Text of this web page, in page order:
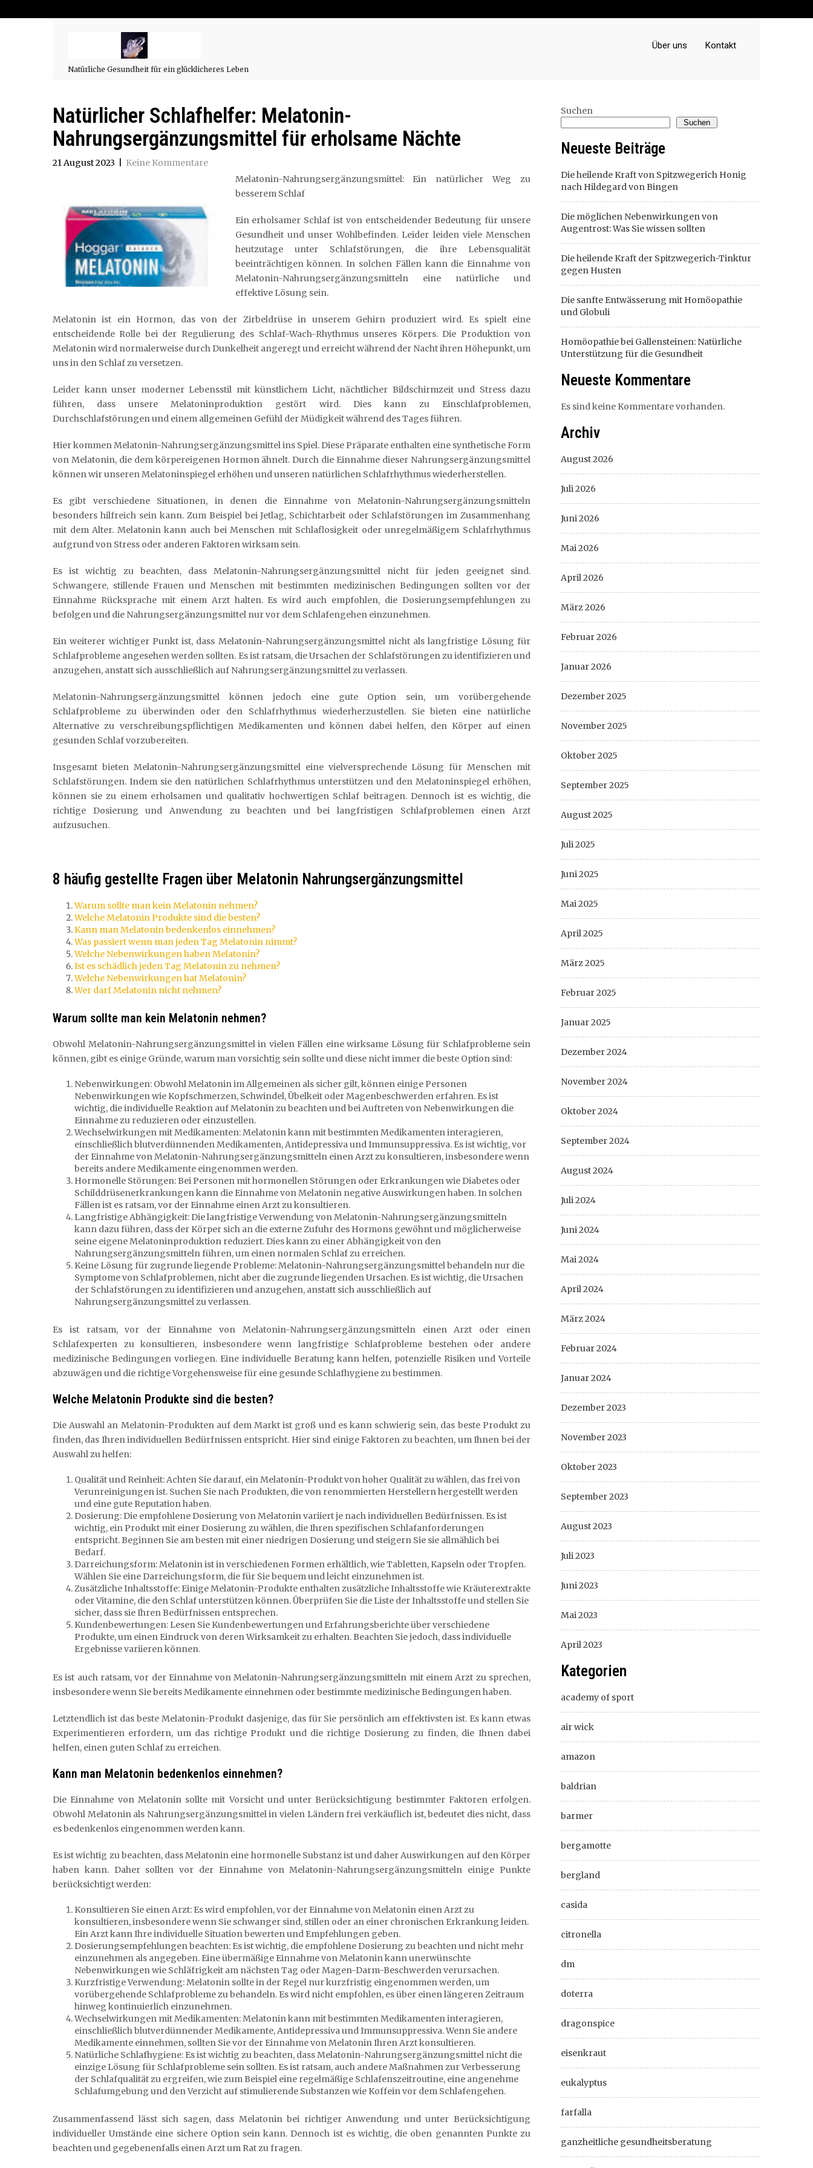
Natürliche Gesundheit für ein glücklicheres Leben
Über uns Kontakt
Natürlicher Schlafhelfer: Melatonin-
Nahrungsergänzungsmittel für erholsame Nächte
21 August 2023
Keine Kommentare
Melatonin-Nahrungsergänzungsmittel: Ein natürlicher Weg zu
besserem Schlaf
Ein erholsamer Schlaf ist von entscheidender Bedeutung für unsere
Gesundheit und unser Wohlbefinden. Leider leiden viele Menschen
heutzutage unter Schlafstörungen, die ihre Lebensqualität
beeinträchtigen können. In solchen Fällen kann die Einnahme von
Melatonin-Nahrungsergänzungsmitteln eine natürliche und
effektive Lösung sein.
Melatonin ist ein Hormon, das von der Zirbeldrüse in unserem Gehirn produziert wird. Es spielt eine
entscheidende Rolle bei der Regulierung des Schlaf-Wach-Rhythmus unseres Körpers. Die Produktion von
Melatonin wird normalerweise durch Dunkelheit angeregt und erreicht während der Nacht ihren Höhepunkt, um
uns in den Schlaf zu versetzen.
Leider kann unser moderner Lebensstil mit künstlichem Licht, nächtlicher Bildschirmzeit und Stress dazu
führen, dass unsere Melatoninproduktion gestört wird. Dies kann zu Einschlafproblemen,
Durchschlafstörungen und einem allgemeinen Gefühl der Müdigkeit während des Tages führen.
Hier kommen Melatonin-Nahrungsergänzungsmittel ins Spiel. Diese Präparate enthalten eine synthetische Form
von Melatonin, die dem körpereigenen Hormon ähnelt. Durch die Einnahme dieser Nahrungsergänzungsmittel
können wir unseren Melatoninspiegel erhöhen und unseren natürlichen Schlafrhythmus wiederherstellen.
Es gibt verschiedene Situationen, in denen die Einnahme von Melatonin-Nahrungsergänzungsmitteln
besonders hilfreich sein kann. Zum Beispiel bei Jetlag, Schichtarbeit oder Schlafstörungen im Zusammenhang
mit dem Alter. Melatonin kann auch bei Menschen mit Schlaflosigkeit oder unregelmäßigem Schlafrhythmus
aufgrund von Stress oder anderen Faktoren wirksam sein.
Es ist wichtig zu beachten, dass Melatonin-Nahrungsergänzungsmittel nicht für jeden geeignet sind.
Schwangere, stillende Frauen und Menschen mit bestimmten medizinischen Bedingungen sollten vor der
Einnahme Rücksprache mit einem Arzt halten. Es wird auch empfohlen, die Dosierungsempfehlungen zu
befolgen und die Nahrungsergänzungsmittel nur vor dem Schlafengehen einzunehmen.
Ein weiterer wichtiger Punkt ist, dass Melatonin-Nahrungsergänzungsmittel nicht als langfristige Lösung für
Schlafprobleme angesehen werden sollten. Es ist ratsam, die Ursachen der Schlafstörungen zu identifizieren und
anzugehen, anstatt sich ausschließlich auf Nahrungsergänzungsmittel zu verlassen.
Melatonin-Nahrungsergänzungsmittel können jedoch eine gute Option sein, um vorübergehende
Schlafprobleme zu überwinden oder den Schlafrhythmus wiederherzustellen. Sie bieten eine natürliche
Alternative zu verschreibungspflichtigen Medikamenten und können dabei helfen, den Körper auf einen
gesunden Schlaf vorzubereiten.
Insgesamt bieten Melatonin-Nahrungsergänzungsmittel eine vielversprechende Lösung für Menschen mit
Schlafstörungen. Indem sie den natürlichen Schlafrhythmus unterstützen und den Melatoninspiegel erhöhen,
können sie zu einem erholsamen und qualitativ hochwertigen Schlaf beitragen. Dennoch ist es wichtig, die
richtige Dosierung und Anwendung zu beachten und bei langfristigen Schlafproblemen einen Arzt
aufzusuchen.
8 häufig gestellte Fragen über Melatonin Nahrungsergänzungsmittel
Warum sollte man kein Melatonin nehmen?
Welche Melatonin Produkte sind die besten?
Kann man Melatonin bedenkenlos einnehmen?
Was passiert wenn man jeden Tag Melatonin nimmt?
Welche Nebenwirkungen haben Melatonin?
Ist es schädlich jeden Tag Melatonin zu nehmen?
Welche Nebenwirkungen hat Melatonin?
Wer darf Melatonin nicht nehmen?
Warum sollte man kein Melatonin nehmen?
Obwohl Melatonin-Nahrungsergänzungsmittel in vielen Fällen eine wirksame Lösung für Schlafprobleme sein
können, gibt es einige Gründe, warum man vorsichtig sein sollte und diese nicht immer die beste Option sind:
Nebenwirkungen: Obwohl Melatonin im Allgemeinen als sicher gilt, können einige Personen
Nebenwirkungen wie Kopfschmerzen, Schwindel, Übelkeit oder Magenbeschwerden erfahren. Es ist
wichtig, die individuelle Reaktion auf Melatonin zu beachten und bei Auftreten von Nebenwirkungen die
Einnahme zu reduzieren oder einzustellen.
Wechselwirkungen mit Medikamenten: Melatonin kann mit bestimmten Medikamenten interagieren,
einschließlich blutverdünnenden Medikamenten, Antidepressiva und Immunsuppressiva. Es ist wichtig, vor
der Einnahme von Melatonin-Nahrungsergänzungsmitteln einen Arzt zu konsultieren, insbesondere wenn
bereits andere Medikamente eingenommen werden.
Hormonelle Störungen: Bei Personen mit hormonellen Störungen oder Erkrankungen wie Diabetes oder
Schilddrüsenerkrankungen kann die Einnahme von Melatonin negative Auswirkungen haben. In solchen
Fällen ist es ratsam, vor der Einnahme einen Arzt zu konsultieren.
Langfristige Abhängigkeit: Die langfristige Verwendung von Melatonin-Nahrungsergänzungsmitteln
kann dazu führen, dass der Körper sich an die externe Zufuhr des Hormons gewöhnt und möglicherweise
seine eigene Melatoninproduktion reduziert. Dies kann zu einer Abhängigkeit von den
Nahrungsergänzungsmitteln führen, um einen normalen Schlaf zu erreichen.
Keine Lösung für zugrunde liegende Probleme: Melatonin-Nahrungsergänzungsmittel behandeln nur die
Symptome von Schlafproblemen, nicht aber die zugrunde liegenden Ursachen. Es ist wichtig, die Ursachen
der Schlafstörungen zu identifizieren und anzugehen, anstatt sich ausschließlich auf
Nahrungsergänzungsmittel zu verlassen.
Es ist ratsam, vor der Einnahme von Melatonin-Nahrungsergänzungsmitteln einen Arzt oder einen
Schlafexperten zu konsultieren, insbesondere wenn langfristige Schlafprobleme bestehen oder andere
medizinische Bedingungen vorliegen. Eine individuelle Beratung kann helfen, potenzielle Risiken und Vorteile
abzuwägen und die richtige Vorgehensweise für eine gesunde Schlafhygiene zu bestimmen.
Welche Melatonin Produkte sind die besten?
Die Auswahl an Melatonin-Produkten auf dem Markt ist groß und es kann schwierig sein, das beste Produkt zu
finden, das Ihren individuellen Bedürfnissen entspricht. Hier sind einige Faktoren zu beachten, um Ihnen bei der
Auswahl zu helfen:
Qualität und Reinheit: Achten Sie darauf, ein Melatonin-Produkt von hoher Qualität zu wählen, das frei von
Verunreinigungen ist. Suchen Sie nach Produkten, die von renommierten Herstellern hergestellt werden
und eine gute Reputation haben.
Dosierung: Die empfohlene Dosierung von Melatonin variiert je nach individuellen Bedürfnissen. Es ist
wichtig, ein Produkt mit einer Dosierung zu wählen, die Ihren spezifischen Schlafanforderungen
entspricht. Beginnen Sie am besten mit einer niedrigen Dosierung und steigern Sie sie allmählich bei
Bedarf.
Darreichungsform: Melatonin ist in verschiedenen Formen erhältlich, wie Tabletten, Kapseln oder Tropfen.
Wählen Sie eine Darreichungsform, die für Sie bequem und leicht einzunehmen ist.
Zusätzliche Inhaltsstoffe: Einige Melatonin-Produkte enthalten zusätzliche Inhaltsstoffe wie Kräuterextrakte
oder Vitamine, die den Schlaf unterstützen können. Überprüfen Sie die Liste der Inhaltsstoffe und stellen Sie
sicher, dass sie Ihren Bedürfnissen entsprechen.
Kundenbewertungen: Lesen Sie Kundenbewertungen und Erfahrungsberichte über verschiedene
Produkte, um einen Eindruck von deren Wirksamkeit zu erhalten. Beachten Sie jedoch, dass individuelle
Ergebnisse variieren können.
Es ist auch ratsam, vor der Einnahme von Melatonin-Nahrungsergänzungsmitteln mit einem Arzt zu sprechen,
insbesondere wenn Sie bereits Medikamente einnehmen oder bestimmte medizinische Bedingungen haben.
Letztendlich ist das beste Melatonin-Produkt dasjenige, das für Sie persönlich am effektivsten ist. Es kann etwas
Experimentieren erfordern, um das richtige Produkt und die richtige Dosierung zu finden, die Ihnen dabei
helfen, einen guten Schlaf zu erreichen.
Kann man Melatonin bedenkenlos einnehmen?
Die Einnahme von Melatonin sollte mit Vorsicht und unter Berücksichtigung bestimmter Faktoren erfolgen.
Obwohl Melatonin als Nahrungsergänzungsmittel in vielen Ländern frei verkäuflich ist, bedeutet dies nicht, dass
es bedenkenlos eingenommen werden kann.
Es ist wichtig zu beachten, dass Melatonin eine hormonelle Substanz ist und daher Auswirkungen auf den Körper
haben kann. Daher sollten vor der Einnahme von Melatonin-Nahrungsergänzungsmitteln einige Punkte
berücksichtigt werden:
Konsultieren Sie einen Arzt: Es wird empfohlen, vor der Einnahme von Melatonin einen Arzt zu
konsultieren, insbesondere wenn Sie schwanger sind, stillen oder an einer chronischen Erkrankung leiden.
Ein Arzt kann Ihre individuelle Situation bewerten und Empfehlungen geben.
Dosierungsempfehlungen beachten: Es ist wichtig, die empfohlene Dosierung zu beachten und nicht mehr
einzunehmen als angegeben. Eine übermäßige Einnahme von Melatonin kann unerwünschte
Nebenwirkungen wie Schläfrigkeit am nächsten Tag oder Magen-Darm-Beschwerden verursachen.
Kurzfristige Verwendung: Melatonin sollte in der Regel nur kurzfristig eingenommen werden, um
vorübergehende Schlafprobleme zu behandeln. Es wird nicht empfohlen, es über einen längeren Zeitraum
hinweg kontinuierlich einzunehmen.
Wechselwirkungen mit Medikamenten: Melatonin kann mit bestimmten Medikamenten interagieren,
einschließlich blutverdünnender Medikamente, Antidepressiva und Immunsuppressiva. Wenn Sie andere
Medikamente einnehmen, sollten Sie vor der Einnahme von Melatonin Ihren Arzt konsultieren.
Natürliche Schlafhygiene: Es ist wichtig zu beachten, dass Melatonin-Nahrungsergänzungsmittel nicht die
einzige Lösung für Schlafprobleme sein sollten. Es ist ratsam, auch andere Maßnahmen zur Verbesserung
der Schlafqualität zu ergreifen, wie zum Beispiel eine regelmäßige Schlafenszeitroutine, eine angenehme
Schlafumgebung und den Verzicht auf stimulierende Substanzen wie Koffein vor dem Schlafengehen.
Zusammenfassend lässt sich sagen, dass Melatonin bei richtiger Anwendung und unter Berücksichtigung
individueller Umstände eine sichere Option sein kann. Dennoch ist es wichtig, die oben genannten Punkte zu
beachten und gegebenenfalls einen Arzt um Rat zu fragen.
Suchen
Suchen
Neueste Beiträge
Die heilende Kraft von Spitzwegerich Honig
nach Hildegard von Bingen
Die möglichen Nebenwirkungen von
Augentrost: Was Sie wissen sollten
Die heilende Kraft der Spitzwegerich-Tinktur
gegen Husten
Die sanfte Entwässerung mit Homöopathie
und Globuli
Homöopathie bei Gallensteinen: Natürliche
Unterstützung für die Gesundheit
Neueste Kommentare
Es sind keine Kommentare vorhanden.
Archiv
August 2026
Juli 2026
Juni 2026
Mai 2026
April 2026
März 2026
Februar 2026
Januar 2026
Dezember 2025
November 2025
Oktober 2025
September 2025
August 2025
Juli 2025
Juni 2025
Mai 2025
April 2025
März 2025
Februar 2025
Januar 2025
Dezember 2024
November 2024
Oktober 2024
September 2024
August 2024
Juli 2024
Juni 2024
Mai 2024
April 2024
März 2024
Februar 2024
Januar 2024
Dezember 2023
November 2023
Oktober 2023
September 2023
August 2023
Juli 2023
Juni 2023
Mai 2023
April 2023
Kategorien
academy of sport
air wick
amazon
baldrian
barmer
bergamotte
bergland
casida
citronella
dm
doterra
dragonspice
eisenkraut
eukalyptus
farfalla
ganzheitliche gesundheitsberatung